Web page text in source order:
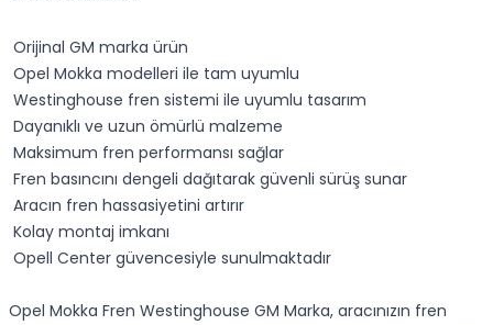
Orijinal GM marka ürün
Opel Mokka modelleri ile tam uyumlu
Westinghouse fren sistemi ile uyumlu tasarım
Dayanıklı ve uzun ömürlü malzeme
Maksimum fren performansı sağlar
Fren basıncını dengeli dağıtarak güvenli sürüş sunar
Aracın fren hassasiyetini artırır
Kolay montaj imkanı
Opell Center güvencesiyle sunulmaktadır
Opel Mokka Fren Westinghouse GM Marka, aracınızın fren